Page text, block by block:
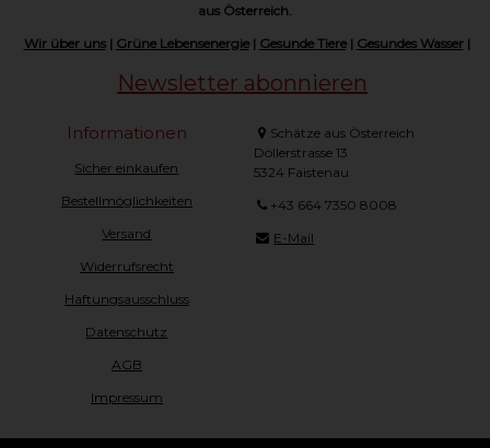
aus Österreich.
Wir über uns| Grüne Lebensenergie| Gesunde Tiere| Gesundes Wasser|
Newsletter abonnieren
Informationen
Sicher einkaufen
Bestellmöglichkeiten
Versand
Widerrufsrecht
Haftungsausschluss
Datenschutz
AGB
Impressum
Schätze aus Österreich
Döllerstrasse 13
5324 Faistenau
+43 664 7350 8008
E-Mail